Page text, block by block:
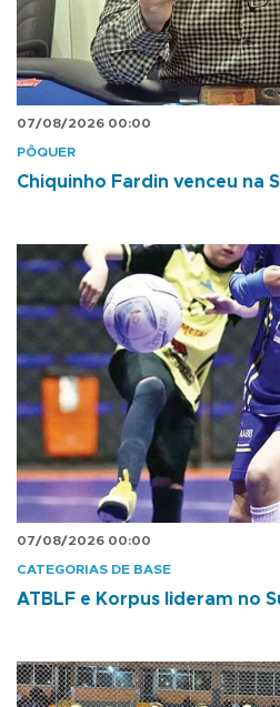
07/08/2026 00:00
PÔQUER
Chiquinho Fardin venceu na
07/08/2026 00:00
CATEGORIAS DE BASE
ATBLF e Korpus lideram no